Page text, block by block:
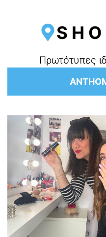
Πρωτότυπες